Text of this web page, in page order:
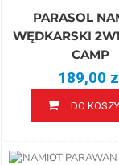
PARASOL NAMIOT
WĘDKARSKI
CAMP
189,00
DO